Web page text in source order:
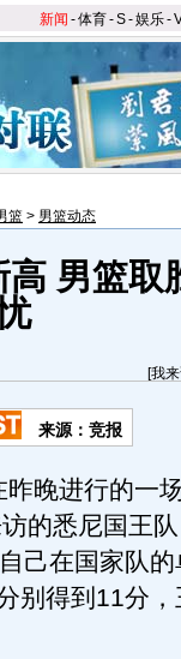
新闻 -体育-S-娱乐-
篮 > 男篮动态
男篮取
[我
来源：竞报
晚进行的一
的悉尼国王
己在国家队
别得到11分